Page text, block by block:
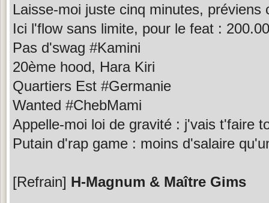
Laisse-moi juste cinq minutes, préviens
Ici l'flow sans limite, pour le feat :
Pas d'swag #Kamini
20ème hood, Hara Kiri
Quartiers Est #Germanie
Wanted #ChebMami
Appelle-moi loi de gravité : j'vais t'faire
Putain d'rap game : moins d'salaire
[Refrain] H-Magnum & Maître Gims